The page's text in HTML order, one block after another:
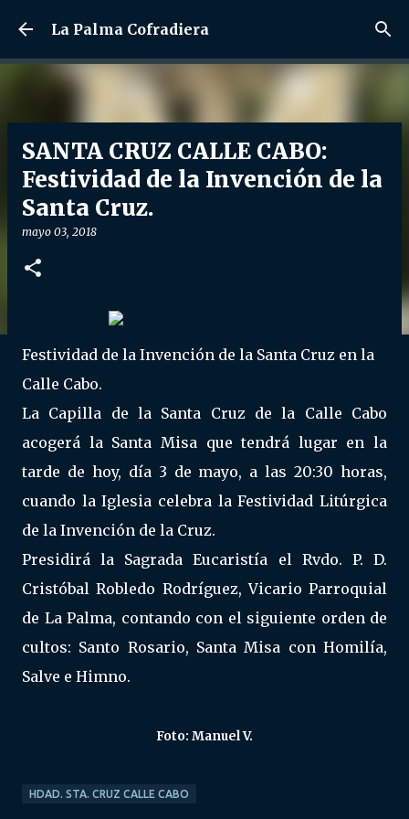
Ir al contenido principal
La Palma Cofradiera
SANTA CRUZ CALLE CABO:
Festividad de la Invención de la
Santa Cruz.
mayo 03, 2018
Festividad de la Invención de la Santa Cruz en la
Calle Cabo.
La Capilla de la Santa Cruz de la Calle Cabo
acogerá la Santa Misa que tendrá lugar en la
tarde de hoy, día 3 de mayo, a las 20:30 horas,
cuando la Iglesia celebra la Festividad Litúrgica
de la Invención de la Cruz.
Presidirá la Sagrada Eucaristía el Rvdo. P. D.
Cristóbal Robledo Rodríguez, Vicario Parroquial
de La Palma, contando con el siguiente orden de
cultos: Santo Rosario, Santa Misa con Homilía,
Salve e Himno.
Foto: Manuel V.
HDAD. STA. CRUZ CALLE CABO